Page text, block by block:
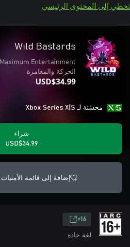
تخطي إلى المحتوى الرئيسي
Wild Bastards
Maximum Entertainment
الحركة والمغامرة
USD$34.99
محسّنة لـ Xbox Series X|S
شراء
USD$34.99
إضافة إلى قائمة الأمنيات
16+
لغة حادة